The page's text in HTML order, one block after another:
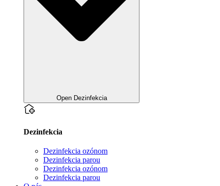
Open Dezinfekcia
Dezinfekcia
Dezinfekcia ozónom
Dezinfekcia parou
Dezinfekcia ozónom
Dezinfekcia parou